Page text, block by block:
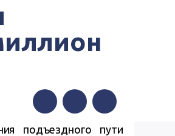
FacebookTwitter Telegram
подъездного пути